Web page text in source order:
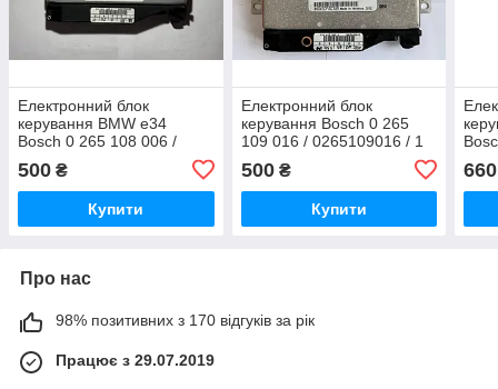
Електронний блок
керування BMW e34
Bosch 0 265 108 006 /
0265108006 / 1 162 504 /
1162504
500 ₴
Купити
Електронний блок
керування Bosch 0 265
109 016 / 0265109016 / 1
500₴
Купити
660
Про нас
98% позитивних з 170 відгуків за рік
Працює з 29.07.2019